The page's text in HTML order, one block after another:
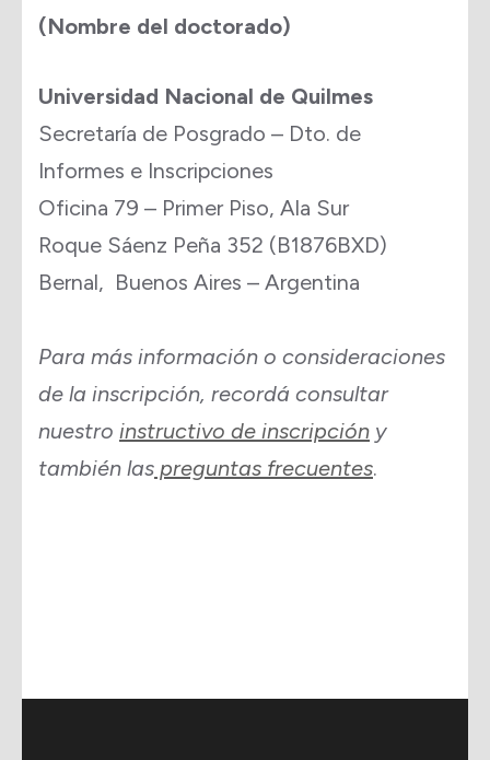
(Nombre del doctorado)
Universidad Nacional de Quilmes
Secretaría de Posgrado – Dto. de
Informes e Inscripciones
Oficina 79 – Primer Piso, Ala Sur
Roque Sáenz Peña 352 (B1876BXD)
Bernal, Buenos Aires – Argentina
Para más información o consideraciones
de la inscripción, recordá consultar
nuestro instructivo de inscripción y
también las preguntas frecuentes.